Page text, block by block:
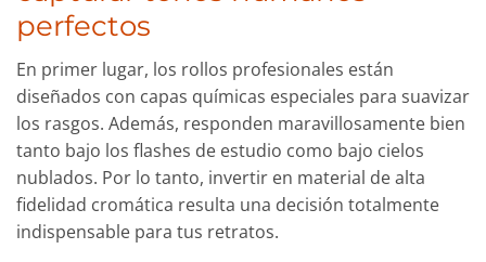
perfectos
En primer lugar, los rollos profesionales están
diseñados con capas químicas especiales para suavizar
los rasgos. Además, responden maravillosamente bien
tanto bajo los flashes de estudio como bajo cielos
nublados. Por lo tanto, invertir en material de alta
fidelidad cromática resulta una decisión totalmente
indispensable para tus retratos.